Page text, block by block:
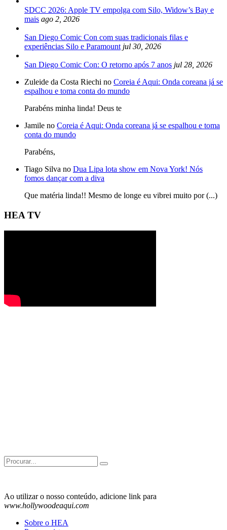
SDCC 2026: Apple TV empolga com Silo, Widow’s Bay e
mais ago 2, 2026
San Diego Comic Con com suas tradicionais filas e
experiências Silo e Paramount jul 30, 2026
San Diego Comic Con: O retorno após 7 anos jul 28, 2026
Zuleide da Costa Riechi no Coreia é Aqui: Onda coreana já se
espalhou e toma conta do mundo
Parabéns minha linda! Deus te
Jamile no Coreia é Aqui: Onda coreana já se espalhou e toma
conta do mundo
Parabéns,
Tiago Silva no Dua Lipa lota show em Nova York! Nós
fomos dançar com a diva
Que matéria linda!! Mesmo de longe eu vibrei muito por (...)
HEA TV
Search
for:
Ao utilizar o nosso conteúdo, adicione link para
www.hollywoodeaqui.com
Sobre o HEA